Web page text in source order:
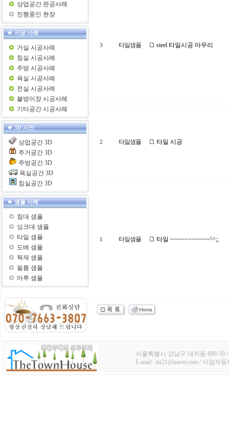
상업공간 완공사례
진행중인 현장
시공 사례
거실 시공사례
침실 시공사례
주방 시공사례
욕실 시공사례
전실 시공사례
붙방이장 시공사례
기타공간 시공사례
3D 시안
상업공간 3D
주거공간 3D
주방공간 3D
욕실공간 3D
침실공간 3D
샘플 사례
침대 샘플
싱크대 샘플
타일 샘플
도배 샘플
목재 샘플
필름 샘플
마루 샘플
3 타일샘플 steel 타일시공 마무리
2 타일샘플 타일 시공
1 타일샘플 타일 ~~~~~~~~~~~^^;;
서울특별시 강남구 대치동 890-59 /
E-mail : ist21@naver.com / 사업자